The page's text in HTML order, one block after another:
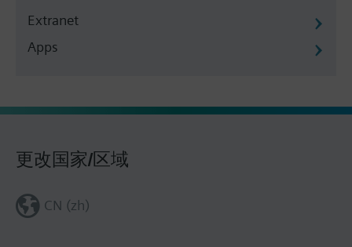
Extranet
Apps
更改国家/区域
CN (zh)